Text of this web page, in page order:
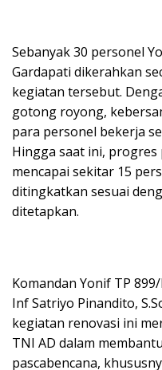
Sebanyak 30 personel
Gardapati dikerahkan
kegiatan tersebut.
gotong royong,
para personel bekerja
Hingga saat ini,
mencapai sekitar 15
ditingkatkan sesuai
ditetapkan.
Komandan Yonif TP
Inf Satriyo Pinandito,
kegiatan renovasi ini
TNI AD dalam
pascabencana,